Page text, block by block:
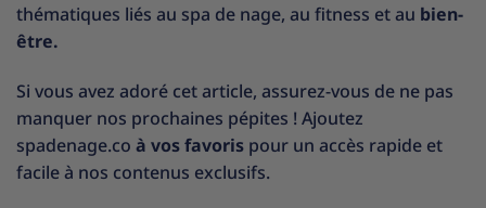
thématiques liés au spa de nage, au fitness et au bien-
être.
Si vous avez adoré cet article, assurez-vous de ne pas
manquer nos prochaines pépites ! Ajoutez
spadenage.co à vos favoris pour un accès rapide et
facile à nos contenus exclusifs.